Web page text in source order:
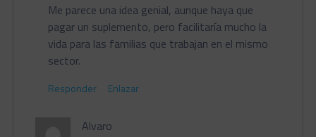
Me parece una idea genial, aunque haya que
pagar un suplemento, pero facilitaría mucho la
vida para las familias que trabajan en el mismo
sector.
Responder Enlazar
Alvaro